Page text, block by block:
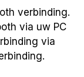
verbinding.
via uw PC
via